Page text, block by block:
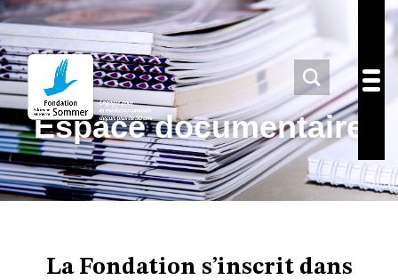
Espace documentaire
La Fondation s’inscrit dans